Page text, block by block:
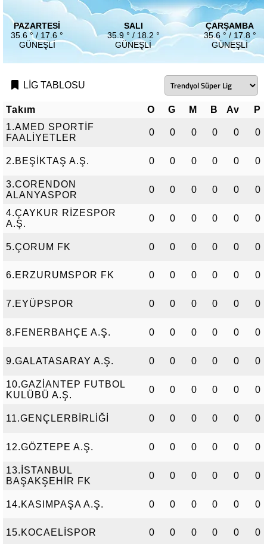
PAZARTESI
35.6 ° / 17.6 °
GÜNEŞLI
SALI
35.9 ° / 18.2 °
GÜNEŞLI
ÇARŞAMBA
35.6 ° / 17.8 °
GÜNEŞLI
LİG TABLOSU
Takım O G M B Av
P
1.AMED SPORTİF
FAALİYETLER
0 0 0 0 0 0
2.BEŞİKTAŞ A.Ş. 0 0 0 0 0 0
3.CORENDON
ALANYASPOR
0 0 0 0 0 0
4.ÇAYKUR RİZESPOR
A.Ş.
0 0 0 0 0 0
5.ÇORUM FK 0 0 0 0 0 0
6.ERZURUMSPOR FK 0 0 0 0 0 0
7.EYÜPSPOR 0 0 0 0 0 0
8.FENERBAHÇE A.Ş. 0 0 0 0 0 0
9.GALATASARAY A.Ş. 0 0 0 0 0 0
10.GAZİANTEP FUTBOL
KULÜBÜ A.Ş.
0 0 0 0 0 0
11.GENÇLERBİRLİĞİ 0 0 0 0 0 0
12.GÖZTEPE A.Ş. 0 0 0 0 0 0
13.İSTANBUL
BAŞAKŞEHİR FK
0 0 0 0 0 0
14.KASIMPAŞA A.Ş. 0 0 0 0 0 0
15.KOCAELİSPOR 0 0 0 0 0 0